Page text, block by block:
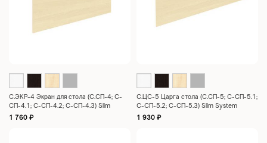
С.ЭКР-4 Экран для стола (С.СП-4; С-
СП-4.1; С-СП-4.2; С-СП-4.3) Slim
System 1090x435x18
1 760 ₽
С.ЦC-5 Царга стола (С.СП-5; С-СП-5.1;
С-СП-5.2; С-СП-5.3) Slim System
1290x435x18
1 930 ₽